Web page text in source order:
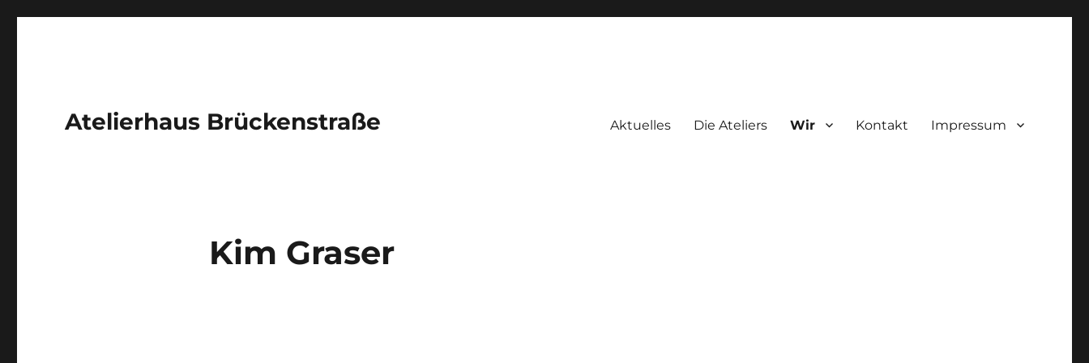
Atelierhaus Brückenstraße Aktuelles Die Ateliers Wir Kontakt Impressum
Kim Graser